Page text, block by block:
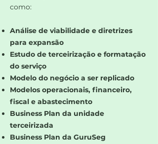
como:
Análise de viabilidade e diretrizes
para expansão
Estudo de terceirização e formatação
do serviço
Modelo do negócio a ser replicado
Modelos operacionais, financeiro,
fiscal e abastecimento
Business Plan da unidade
terceirizada
Business Plan da GuruSeg